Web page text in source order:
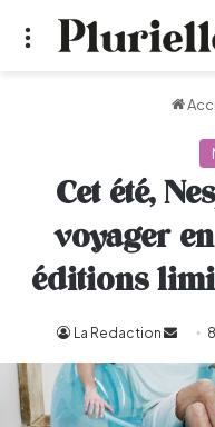
Menu
Cet été,
voyager
éditions
La Redaction
un